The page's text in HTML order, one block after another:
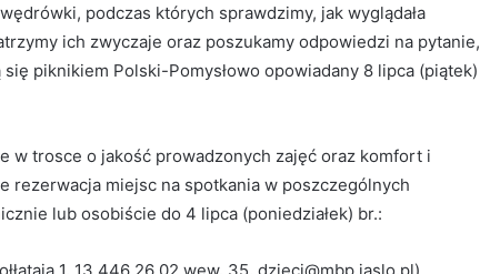
podczas których sprawdzimy, jak wyglądała
ich zwyczaje oraz poszukamy odpowiedzi na pytanie,
piknikiem Polski-Pomysłowo opowiadany 8 lipca (piątek)
w trosce o jakość prowadzonych zajęć oraz komfort i
rezerwacja miejsc na spotkania w poszczególnych
lub osobiście do 4 lipca (poniedziałek) br.: